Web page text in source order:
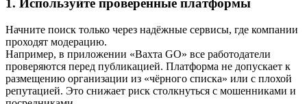
1. Используйте проверенные платформы
Начните поиск только через надёжные сервисы, где компании
проходят модерацию.
Например, в приложении «Вахта GO» все работодатели
проверяются перед публикацией. Платформа не допускает к
размещению организации из «чёрного списка» или с плохой
репутацией. Это снижает риск столкнуться с мошенниками и